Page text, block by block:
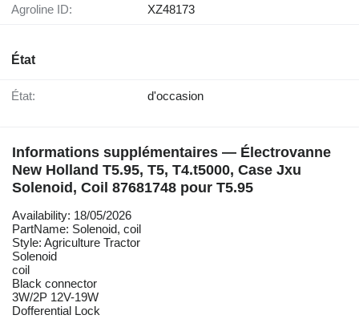
Agroline ID: XZ48173
État
État: d'occasion
Informations supplémentaires — Électrovanne
New Holland T5.95, T5, T4.t5000, Case Jxu
Solenoid, Coil 87681748 pour T5.95
Availability: 18/05/2026
PartName: Solenoid, coil
Style: Agriculture Tractor
Solenoid
coil
Black connector
3W/2P 12V-19W
Dofferential Lock